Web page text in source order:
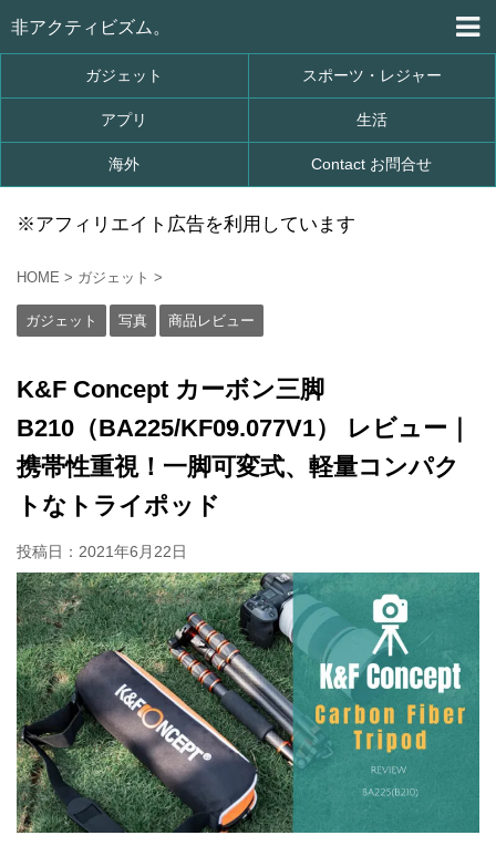
非アクティビズム。
ガジェット スポーツ・レジャー
アプリ 生活
海外 Contact お問合せ
※アフィリエイト広告を利用しています
HOME > ガジェット >
ガジェット 写真 商品レビュー
K&F Concept カーボン三脚
B210（BA225/KF09.077V1） レビュー｜
携帯性重視！一脚可変式、軽量コンパク
トなトライポッド
投稿日： 2021年6月22日